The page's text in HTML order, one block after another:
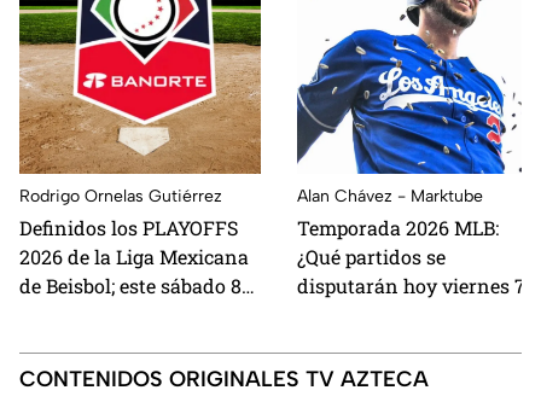
Rodrigo Ornelas Gutiérrez
Definidos los PLAYOFFS
2026 de la Liga Mexicana
de Beisbol; este sábado 8
Alan Chávez - Marktube
Temporada 2026 MLB:
¿Qué partidos se
disputarán hoy viernes 7
CONTENIDOS ORIGINALES TV AZTECA